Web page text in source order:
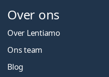
Over ons
Over Lentiamo
Ons team
Blog